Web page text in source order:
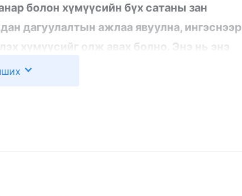
болон хүмүүсийн бүх сатаны зан
дагуулалтын ажлаа явуулна, ингэснээр
хүмүүсийг олж авах болно. Энэ нь энэ
бүрэн утга учир юм. Өөрөөр хэлбэл
өвлөн авахуйц бөгөөд зөвхөн энэ нь л